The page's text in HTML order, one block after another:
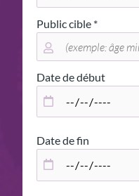
Public cible *
Date de début
Date de fin